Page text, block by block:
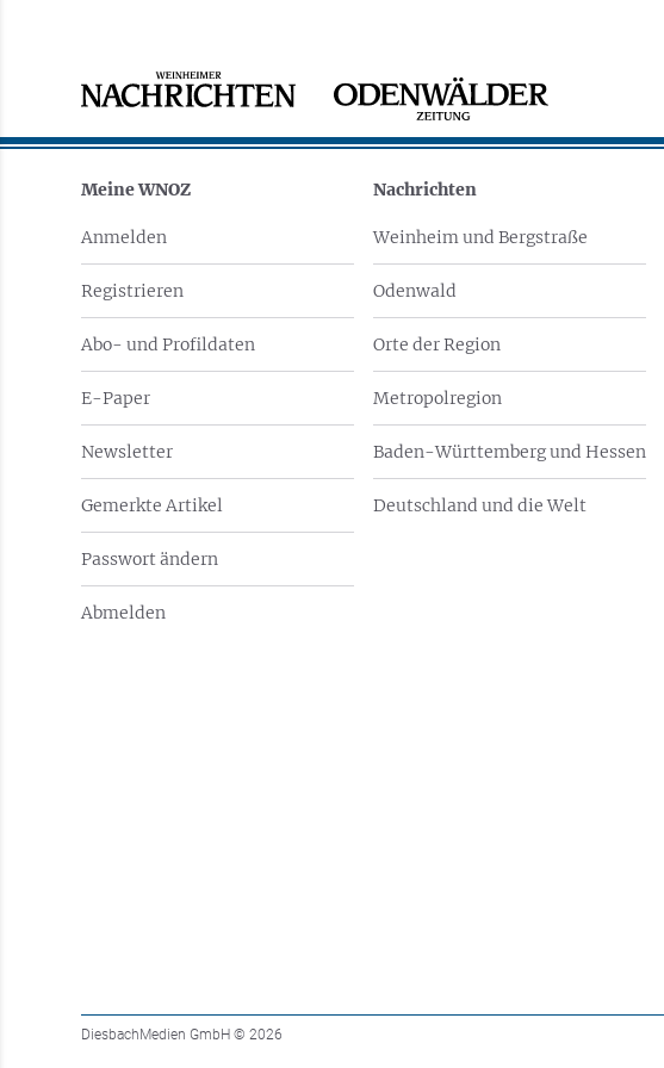
Meine WNOZ
Anmelden
Registrieren
Abo- und Profildaten
E-Paper
Newsletter
Gemerkte Artikel
Passwort ändern
Abmelden
Nachrichten
Weinheim und Bergstraße
Odenwald
Orte der Region
Metropolregion
Baden-Württemberg und Hessen
Deutschland und die Welt
DiesbachMedien GmbH © 2026